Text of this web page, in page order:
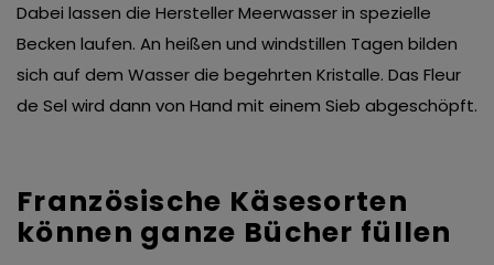
Dabei lassen die Hersteller Meerwasser in spezielle
Becken laufen. An heißen und windstillen Tagen bilden
sich auf dem Wasser die begehrten Kristalle. Das Fleur
de Sel wird dann von Hand mit einem Sieb abgeschöpft.
Französische Käsesorten
können ganze Bücher füllen